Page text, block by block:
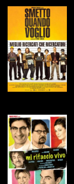
VAI ALLA SCHEDA
VAI ALLA SCHEDA